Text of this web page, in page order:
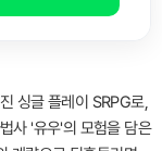
싱글 플레이 SRPG로,
사 '유우'의 모험을 담은